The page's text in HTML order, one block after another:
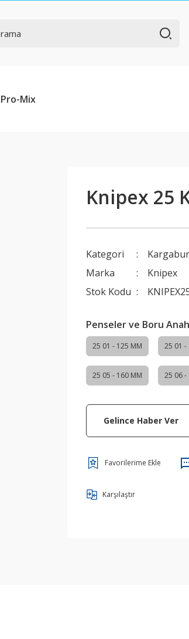
Pro-Mix
Knipex 25
Kategori
Marka
Knipex
Stok Kodu
Penseler ve Boru
25 01 - 125 MM 25 01 -
25 05 - 160 MM 25 06 -
Gelince Haber Ver
Karşılaştır